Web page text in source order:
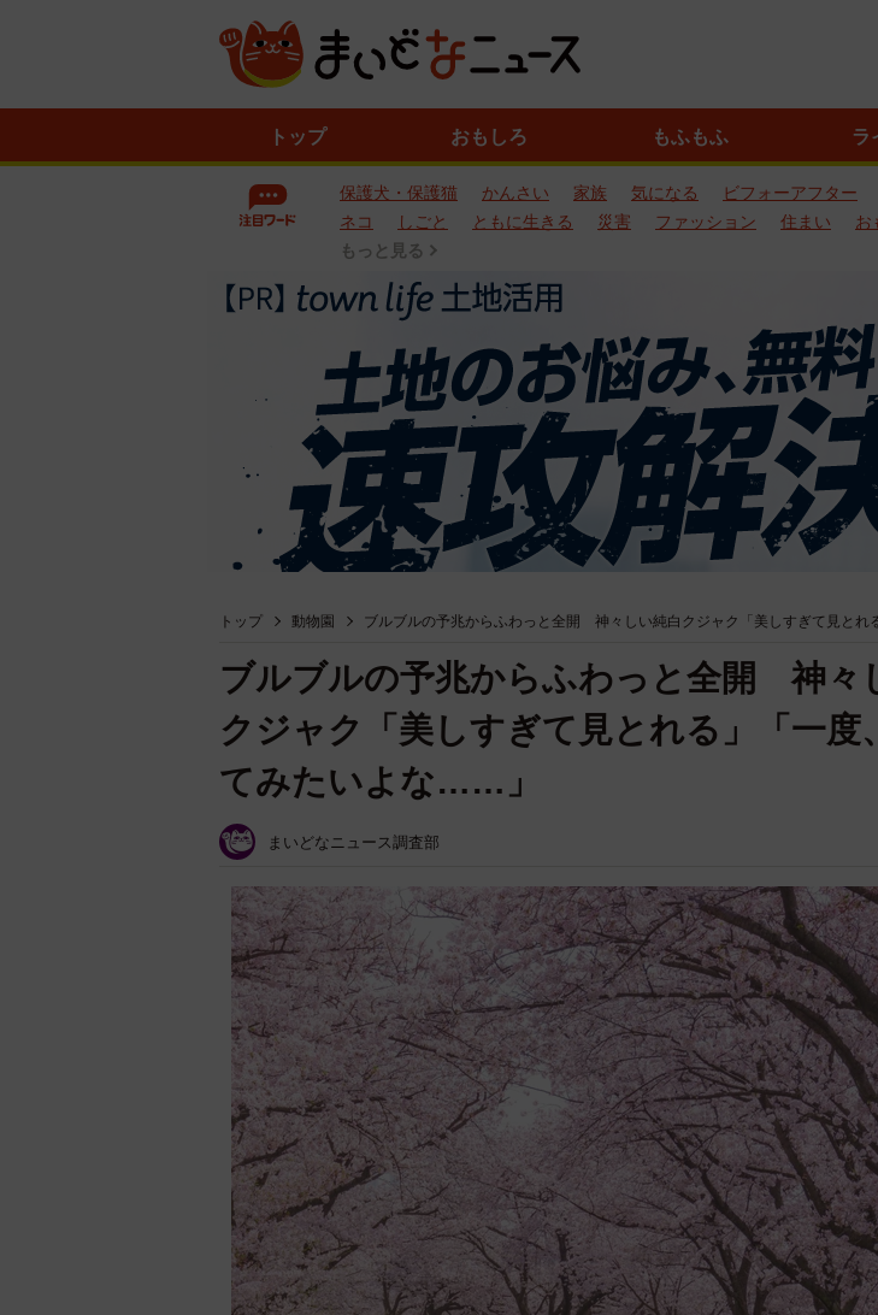
トップ おもしろ もふもふ ラ
保護犬・保護猫 かんさい 家族 気になる ビフォーアフター
ネコ
しごと ともに生きる 災害 ファッション 住まい お
もっと見る
トップ 動物園 ブルブルの予兆からふわっと全開 神々しい純白クジャク「美しすぎて見とれ
ブルブルの予兆からふわっと全開 神々
クジャク「美しすぎて見とれる」「一度
てみたいよな……」
まいどなニュース調査部